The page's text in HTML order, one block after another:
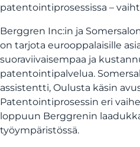
patentointiprosessissa –
Berggren Inc:in ja
on tarjota eurooppalaisille
suoraviivaisempaa ja
patentointipalvelua.
assistentti, Oulusta käsin
Patentointiprosessin eri
loppuun Berggrenin
työympäristössä.